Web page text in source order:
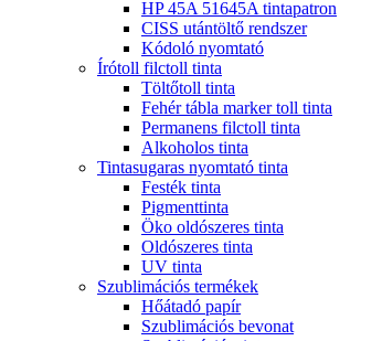
HP 45A 51645A tintapatron
CISS utántöltő rendszer
Kódoló nyomtató
Írótoll filctoll tinta
Töltőtoll tinta
Fehér tábla marker toll tinta
Permanens filctoll tinta
Alkoholos tinta
Tintasugaras nyomtató tinta
Festék tinta
Pigmenttinta
Öko oldószeres tinta
Oldószeres tinta
UV tinta
Szublimációs termékek
Hőátadó papír
Szublimációs bevonat